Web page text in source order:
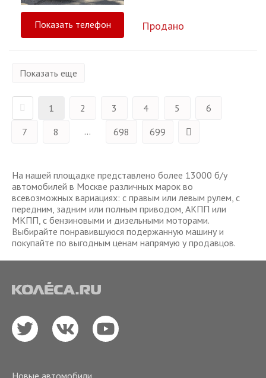
Показать телефон Продано
Показать еще
1 2 3 4 5
6
7
8 ... 698 699
На нашей площадке представлено более 13000 б/у
автомобилей в Москве различных марок во
всевозможных вариациях: с правым или левым рулем, с
передним, задним или полным приводом, АКПП или
МКПП, с бензиновыми и дизельными моторами.
Выбирайте понравившуюся подержанную машину и
покупайте по выгодным ценам напрямую у продавцов.